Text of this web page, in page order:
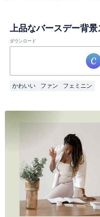
上品なバースデー背
ダウンロード
かわいい ファン フェミニン